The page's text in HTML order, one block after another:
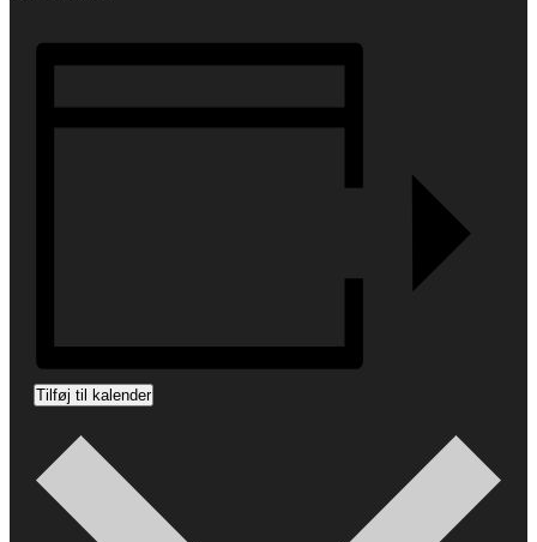
Tilføj til kalender